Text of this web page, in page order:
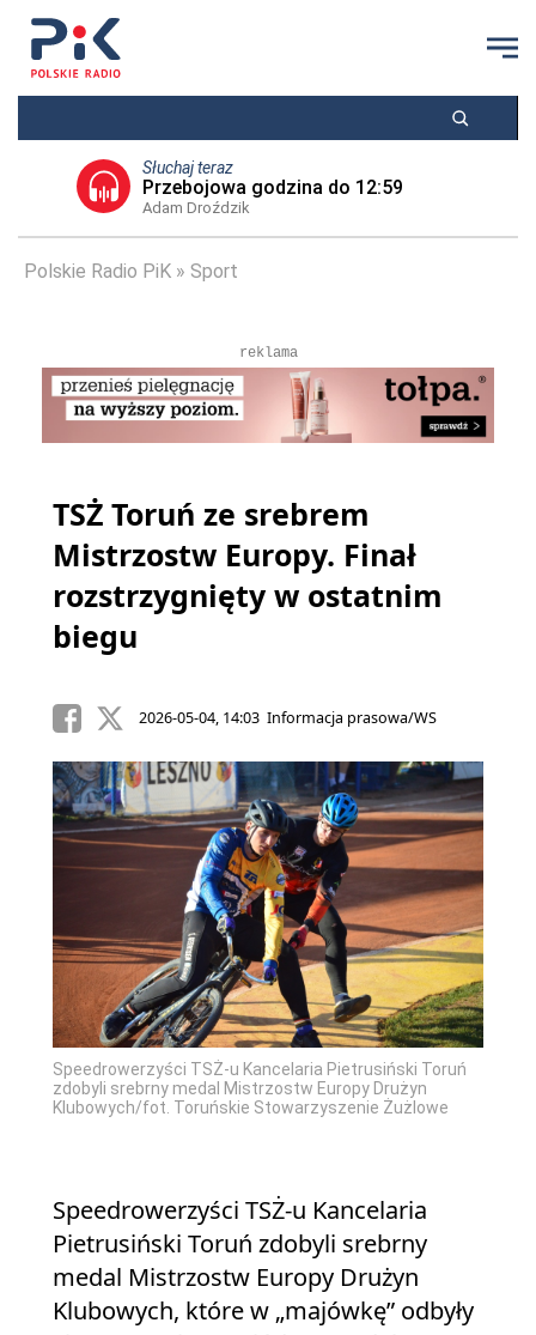
Słuchaj teraz
Przebojowa godzina do 12:59
Adam Droździk
Polskie Radio PiK Sport
reklama
TSŻ Toruń ze srebrem
Mistrzostw Europy. Finał
rozstrzygnięty w ostatnim
biegu
2026-05-04, 14:03 Informacja prasowa/WS
Speedrowerzyści TSŻ-u Kancelaria Pietrusiński Toruń
zdobyli srebrny medal Mistrzostw Europy Drużyn
Klubowych/fot. Toruńskie Stowarzyszenie Żużlowe
Speedrowerzyści TSŻ-u Kancelaria
Pietrusiński Toruń zdobyli srebrny
medal Mistrzostw Europy Drużyn
Klubowych, które w „majówkę” odbyły